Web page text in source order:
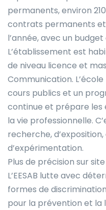
permanents, environ
contrats permanents
l’année, avec un budget
L’établissement est
de niveau licence et
Communication.
cours publics et un
continue et prépare les
la vie professionnelle.
recherche,
d’expérimentation.
Plus de précision sur
L’EESAB lutte avec
formes de
pour la prévention et la